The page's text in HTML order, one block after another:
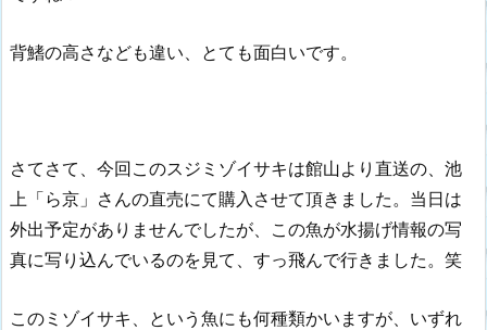
背鰭の高さなども違い、とても面白いです。
さてさて、今回このスジミゾイサキは館山より直送の、池
上「ら京」さんの直売にて購入させて頂きました。当日は
外出予定がありませんでしたが、この魚が水揚げ情報の写
真に写り込んでいるのを見て、すっ飛んで行きました。笑
このミゾイサキ、という魚にも何種類かいますが、いずれ